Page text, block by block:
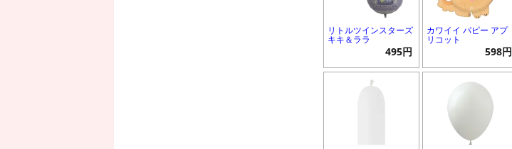
リトルツインスターズ
キキ＆ララ
495円
カワイイ パピー アプ
リコット
598円